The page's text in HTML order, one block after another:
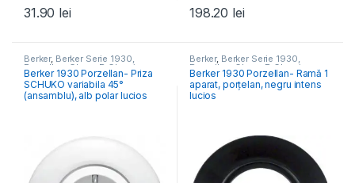
31.90 lei 198.20 lei
Berker, Berker Serie 1930,
Porzellan, Glass, R.Classic
Berker 1930 Porzellan- Priza
SCHUKO variabila 45°
(ansamblu), alb polar lucios
Berker, Berker Serie 1930,
Porzellan, Glass, R.Classic
Berker 1930 Porzellan- Ramă 1
aparat, porțelan, negru intens
lucios